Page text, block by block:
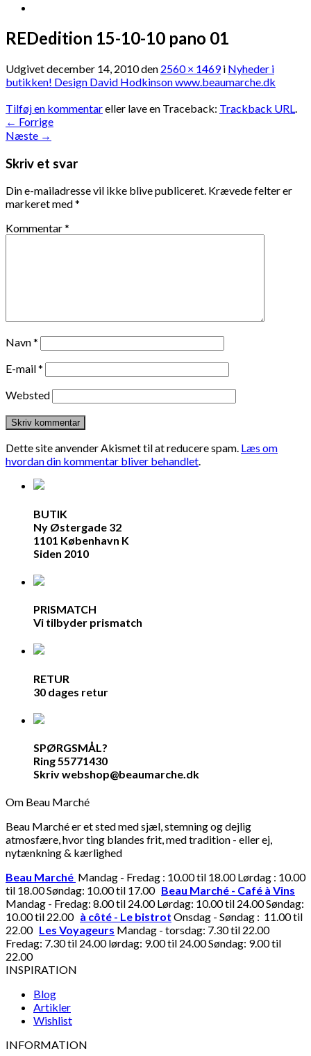
REDedition 15-10-10 pano 01
Udgivetdecember 14, 2010den 2560 × 1469i Nyheder i
butikken! Design David Hodkinson www.beaumarche.dk
Tilføj en kommentareller lave en Traceback: Trackback URL.
← Forrige
Næste →
Skriv et svar
Din e-mailadresse vil ikke blive publiceret. Krævede felter er
markeret med*
Kommentar*
Navn*
E-mail*
Websted
Dette site anvender Akismet til at reducere spam. Læs om
hvordan din kommentar bliver behandlet.
BUTIK
Ny Østergade 32
1101 København K
Siden 2010
PRISMATCH
Vi tilbyder prismatch
RETUR
30 dages retur
SPØRGSMÅL?
Ring 55771430
Skriv webshop@beaumarche.dk
Om Beau Marché
Beau Marché er et sted med sjæl, stemning og dejlig
atmosfære, hvor ting blandes frit, med tradition - eller ej,
nytænkning & kærlighed
Beau Marché Mandag - Fredag : 10.00 til 18.00 Lørdag : 10.00
til 18.00 Søndag: 10.00 til 17.00 Beau Marché - Café à Vins
Mandag - Fredag: 8.00 til 24.00 Lørdag: 10.00 til 24.00 Søndag:
10.00 til 22.00 à côté - Le bistrot Onsdag - Søndag : 11.00 til
22.00 Les Voyageurs Mandag - torsdag: 7.30 til 22.00
Fredag: 7.30 til 24.00 lørdag: 9.00 til 24.00 Søndag: 9.00 til
22.00
INSPIRATION
Blog
Artikler
Wishlist
INFORMATION